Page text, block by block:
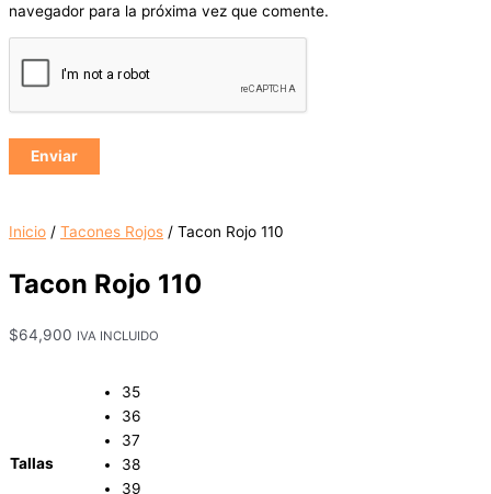
navegador para la próxima vez que comente.
Inicio / Tacones Rojos / Tacon Rojo 110
Tacon Rojo 110
$64,900 IVA INCLUIDO
Tallas
35
36
37
38
39